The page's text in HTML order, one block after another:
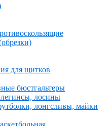
для щитков
бюстгальтеры
лосины
лонгсливы, майки